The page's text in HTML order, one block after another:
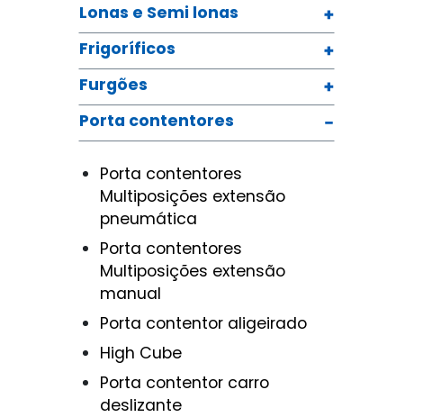
Lonas e Semi lonas
Frigoríficos
Furgões
Porta contentores
Porta contentores
Multiposições extensão
pneumática
Porta contentores
Multiposições extensão
manual
Porta contentor aligeirado
High Cube
Porta contentor carro
deslizante